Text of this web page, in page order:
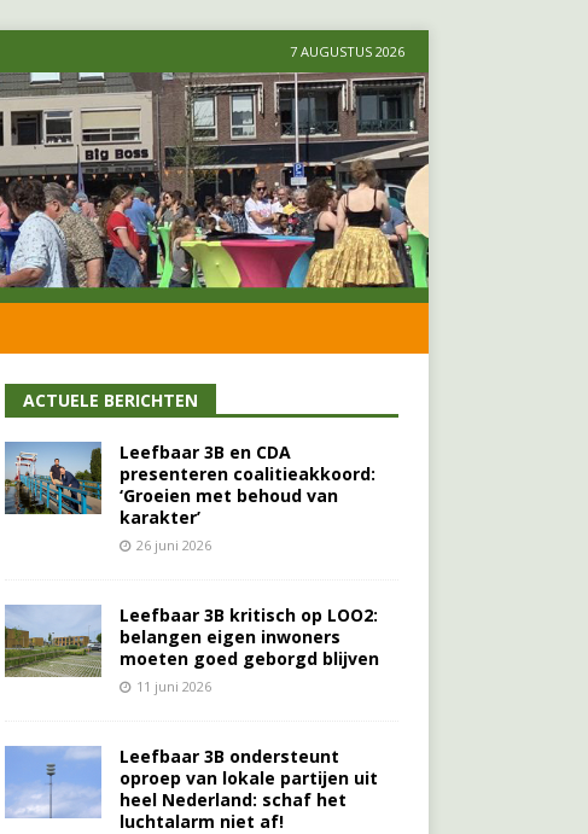
7 AUGUSTUS 2026
ACTUELE BERICHTEN
Leefbaar 3B en CDA
presenteren coalitieakkoord:
‘Groeien met behoud van
karakter’
26 juni 2026
Leefbaar 3B kritisch op LOO2:
belangen eigen inwoners
moeten goed geborgd blijven
11 juni 2026
Leefbaar 3B ondersteunt
oproep van lokale partijen uit
heel Nederland: schaf het
luchtalarm niet af!